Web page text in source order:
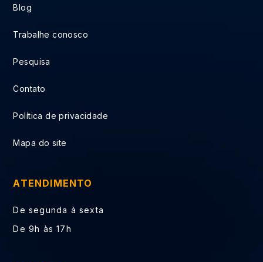
Blog
Trabalhe conosco
Pesquisa
Contato
Política de privacidade
Mapa do site
ATENDIMENTO
De segunda à sexta
De 9h às 17h